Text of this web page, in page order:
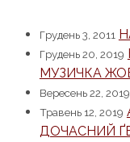
Грудень 3, 2011
Грудень 20, 2019
МУЗИЧКА
Вересень 22, 2019
Травень 12, 2019
ДОЧАСНИЙ